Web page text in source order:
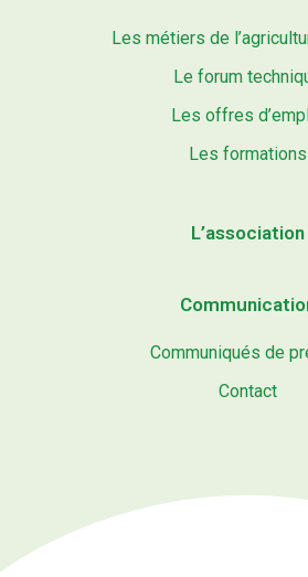
Les métiers de
Le forum
Les offres
Les formations
L’association
Communiqués de
Contact